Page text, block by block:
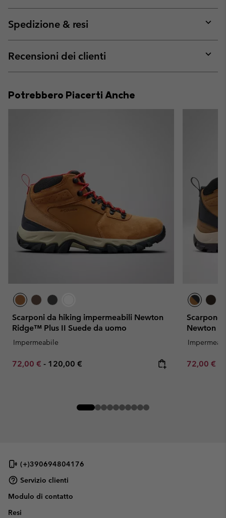
or
Spedizione & resi
or
Recensioni dei clienti
or
Potrebbero Piacerti Anche
Scarponi da hiking impermeabili Newton
Ridge™ Plus II Suede da uomo
Impermeabile
Minimum sale price:
72,00 € - Maximum price:
120,00 €
Newton
Minimum
72,00 €
(+)390694804176
Servizio clienti
Modulo di contatto
Resi